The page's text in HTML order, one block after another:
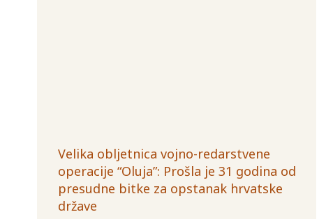
Velika obljetnica vojno-redarstvene
operacije “Oluja”: Prošla je 31 godina od
presudne bitke za opstanak hrvatske
države